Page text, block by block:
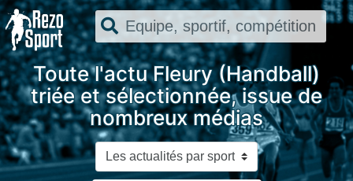
Toute l'actu Fleury (Handball)
triée et sélectionnée, issue de
nombreux médias